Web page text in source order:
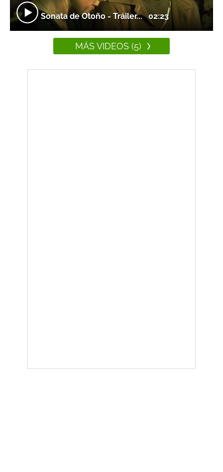
Sonata de Otoño - Tráiler...02:23
MÁS VIDEOS (5)